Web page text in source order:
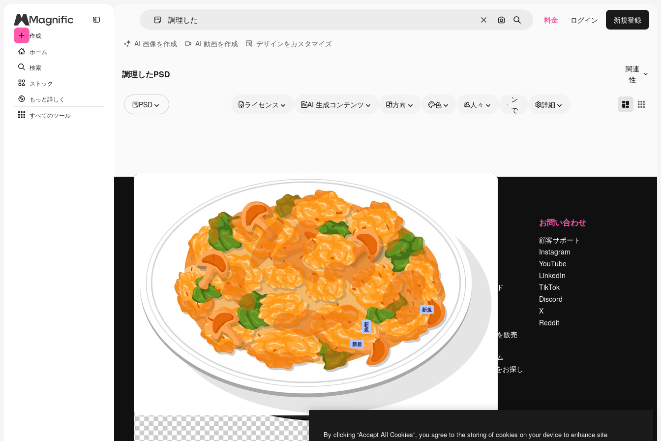
作成
ホーム
検索
ストック
もっと詳しく
すべてのツール
消去 画像で検索
検索 料金 ログイン 新規登録
AI 画像を作成 AI 動画を作成 デザインをカスタマイズ
調理したPSD
関連
性
PSD
動画
ライセンス AI 生成コンテンツ 方向 色 人々
ン
で
詳細
最高のクリエイティブ制作を導くためのプラ
ットフォーム。クリエイター、企業、代理
店、スタジオを含む100万人以上が利用して
います。
日本語
製品
Spaces
AI アシスタント
AI 画像生成ツール
AI 動画生成ツール
AI 音声合成ツール
ストックコンテン
ツ
Claude/ChatGPT
向けMCP
新
規
エージェント 新規
API
モバイルアプリ
すべてのMagnificツ
ール
はじめに
Academy
ドキュメント
サポート
利用規約
プライバシーポリ
シー
オリジナル 新規
クッキーポリシー
トラストセンター
アフィリエイト
法人向け
会社概要
Reviews
採用情報
検索トレンド
ブログ
イベント
Slidesgo
コンテンツを販売
プレスルーム
magnific.aiをお探し
お問い合わせ
顧客サポート
Instagram
YouTube
LinkedIn
TikTok
Discord
X
Reddit
Copyright © 2010-2026Freepik Company S.L.U.無断複写・転載を禁じます
By clicking “Accept All Cookies”, you agree to the storing of cookies on your device to enhance site